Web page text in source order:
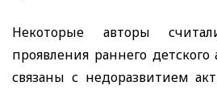
Некоторые авторы
проявления раннего
связаны с недоразвитием